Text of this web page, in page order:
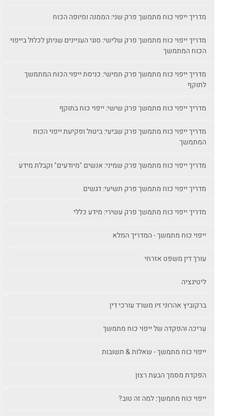
מדריך ייפוי כוח מתמשך פרק שני: הממנה ומיופה הכוח
מדריך ייפוי כוח מתמשך פרק שלישי: סוגי העניינים שניתן לכלול בייפוי
הכוח המתמשך
מדריך ייפוי כוח מתמשך פרק חמישי: כניסת ייפוי הכוח המתמשך
לתוקף
מדריך ייפוי כוח מתמשך פרק שישי: ייפוי כוח בתוקף
מדריך ייפוי כוח מתמשך פרק שביעי: ביטול ופקיעת ייפוי הכוח
המתמשך
מדריך ייפוי כוח מתמשך פרק שמיני: אנשים "מיודעים" וקבלת מידע
מדריך ייפוי כוח מתמשך פרק תשיעי: דגשים
מדריך ייפוי כוח מתמשך פרק עשירי: מידע כללי
ייפוי כוח מתמשך - המדריך המלא
עורך דין משפט אזרחי
ליטיגציה
ברקוביץ אהרוני זיו משרד עורכי דין
עריכה והפקדה של ייפוי כוח מתמשך
ייפוי כוח מתמשך - שאלות & תשובות
הפקדת מסמך הבעת רצון
ייפוי כוח מתמשך: למה זה טוב?